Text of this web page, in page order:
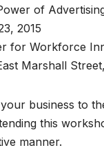
of
2015
for Workforce
Marshall
business to
this
manner.